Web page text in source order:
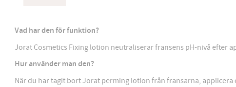
Vad har den för funktion?
Jorat Cosmetics Fixing lotion neutraliserar fransens pH-nivå efter
Hur använder man den?
När du har tagit bort Jorat perming lotion från fransarna,